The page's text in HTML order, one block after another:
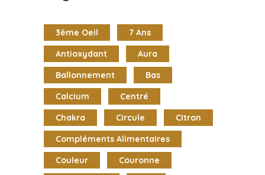
3ème Oeil
7 Ans
Antioxydant
Aura
Ballonnement
Bas
Calcium
Centré
Chakra
Circule
CItron
Compléments Alimentaires
Couleur
Couronne